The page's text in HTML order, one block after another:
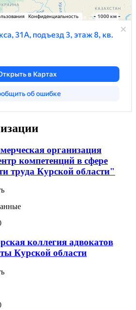
организация
компетенций в сфере
труда Курской области"
коллегия адвокатов
Курской области